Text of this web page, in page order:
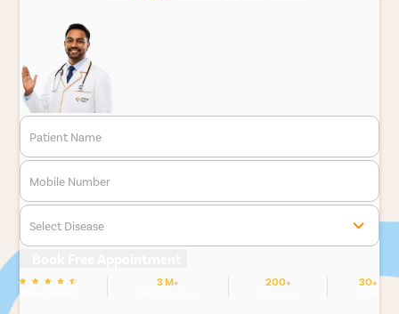
Patient Name
Mobile Number
Select Disease
3 M+ 200+ 30+